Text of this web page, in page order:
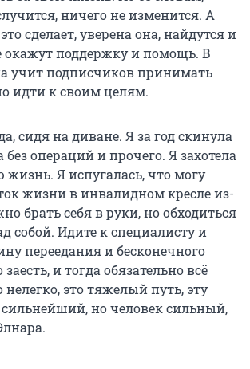
ничего не изменится. А
сделает, уверена она, найдутся и
окажут поддержку и помощь. В
учит подписчиков принимать
идти к своим целям.
сидя на диване. Я за год скинула
операций и прочего. Я захотела
жизнь. Я испугалась, что могу
жизни в инвалидном кресле из-
брать себя в руки, но обходиться
собой. Идите к специалисту и
переедания и бесконечного
и тогда обязательно всё
нелегко, это тяжелый путь, эту
сильнейший, но человек сильный,